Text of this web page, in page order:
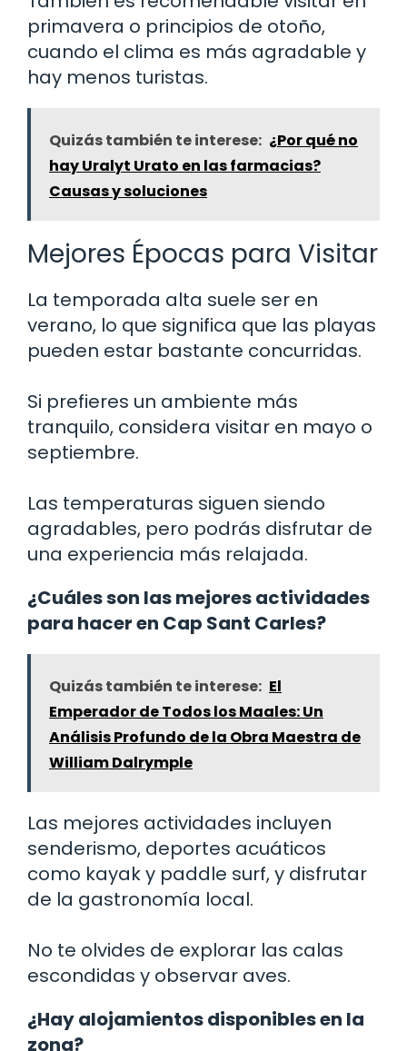
primavera o principios de otoño,
cuando el clima es más agradable y
hay menos turistas.
Quizás también te interese: ¿Por qué no
hay Uralyt Urato en las farmacias?
Causas y soluciones
Mejores Épocas para Visitar
La temporada alta suele ser en
verano, lo que significa que las playas
pueden estar bastante concurridas.
Si prefieres un ambiente más
tranquilo, considera visitar en mayo o
septiembre.
Las temperaturas siguen siendo
agradables, pero podrás disfrutar de
una experiencia más relajada.
¿Cuáles son las mejores actividades
para hacer en Cap Sant Carles?
Quizás también te interese: El
Emperador de Todos los Maales: Un
Análisis Profundo de la Obra Maestra de
William Dalrymple
Las mejores actividades incluyen
senderismo, deportes acuáticos
como kayak y paddle surf, y disfrutar
de la gastronomía local.
No te olvides de explorar las calas
escondidas y observar aves.
¿Hay alojamientos disponibles en la
zona?